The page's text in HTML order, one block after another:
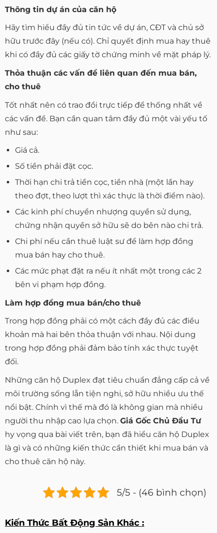
Thông tin dự án của căn hộ
Hãy tìm hiểu đầy đủ tin tức về dự án, CĐT và chủ sở
hữu trước đây (nếu có). Chỉ quyết định mua hay thuê
khi có đầy đủ các giấy tờ chứng minh về mặt pháp lý.
Thỏa thuận các vấn đề liên quan đến mua bán,
cho thuê
Tốt nhất nên có trao đổi trực tiếp để thống nhất về
các vấn đề. Bạn cần quan tâm đầy đủ một vài yếu tố
như sau:
Giá cả.
Số tiền phải đặt cọc.
Thời hạn chi trả tiền cọc, tiền nhà (một lần hay
theo đợt, theo lượt thì xác thực là thời điểm nào).
Các kinh phí chuyển nhượng quyền sử dụng,
chứng nhận quyền sở hữu sẽ do bên nào chi trả.
Chi phí nếu cần thuê luật sư để làm hợp đồng
mua bán hay cho thuê.
Các mức phạt đặt ra nếu ít nhất một trong các 2
bên vi phạm hợp đồng.
Làm hợp đồng mua bán/cho thuê
Trong hợp đồng phải có một cách đầy đủ các điều
khoản mà hai bên thỏa thuận với nhau. Nội dung
trong hợp đồng phải đảm bảo tính xác thực tuyệt
đối.
Những căn hộ Duplex đạt tiêu chuẩn đẳng cấp cả về
môi trường sống lẫn tiện nghi, sở hữu nhiều ưu thế
nổi bật. Chính vì thế mà đó là không gian mà nhiều
người thu nhập cao lựa chọn. Giá Gốc Chủ Đầu Tư
hy vọng qua bài viết trên, bạn đã hiểu căn hộ Duplex
là gì và có những kiến thức cần thiết khi mua bán và
cho thuê căn hộ này.
5/5 - (46 bình chọn)
Kiến Thức Bất Động Sản Khác :